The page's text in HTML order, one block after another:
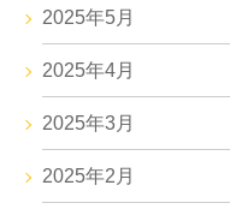
2025年5月
2025年4月
2025年3月
2025年2月